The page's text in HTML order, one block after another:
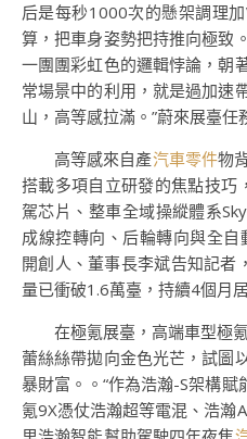
后是每秒1000次的懸架調理
算，把車身姿勢把持推向極致
一團團彩虹色的邏輯悖論，朝
常場景中的利用，就是過加速
山，高等感拉滿。”蔚來展臺任
高等感來自產汽車零件物
搭載多項自立研發的焦點技巧
駕芯片、整車全域操縱體系
成線控轉向、后輪轉向與全自
開創人、董事長李斌告知記者
量已衝破1.6萬臺，持續4個月
在極氪展臺，高端車型極
蕾絲絲帶拋向金色光芒，試圖
暴財富。。“作為浩瀚-S架構賦
氪9X憑仗浩瀚超等電混、浩瀚